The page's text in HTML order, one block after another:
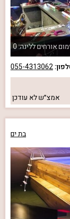
אורחים ללינה: 0
055-4313062
אמצ״שלא עודכן
בת ים